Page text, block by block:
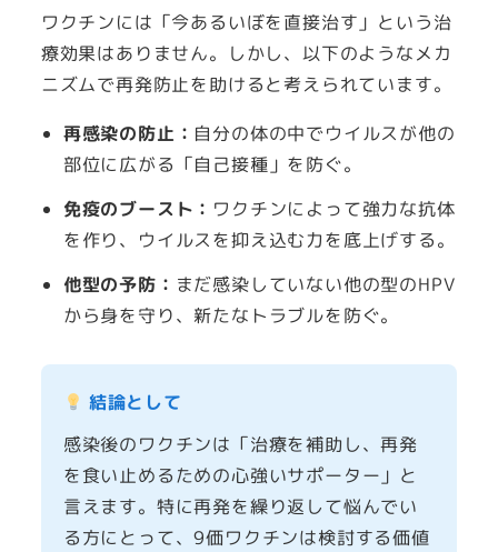
ワクチンには「今あるいぼを直接治す」という治
療効果はありません。しかし、以下のようなメカ
ニズムで再発防止を助けると考えられています。
再感染の防止： 自分の体の中でウイルスが他の
部位に広がる「自己接種」を防ぐ。
免疫のブースト： ワクチンによって強力な抗体
を作り、ウイルスを抑え込む力を底上げする。
他型の予防： まだ感染していない他の型のHPV
から身を守り、新たなトラブルを防ぐ。
結論として
感染後のワクチンは「治療を補助し、再発
を食い止めるための心強いサポーター」と
言えます。特に再発を繰り返して悩んでい
る方にとって、9価ワクチンは検討する価値